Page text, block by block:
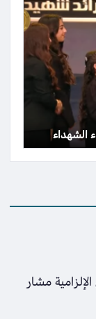
الشهداء
مشار